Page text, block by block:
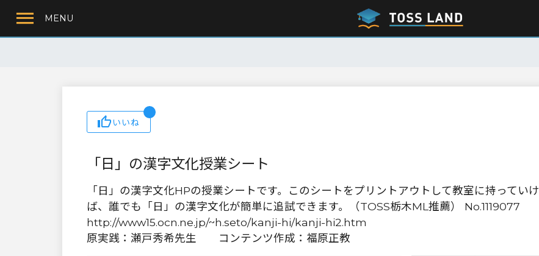
MENU
いいね
「日」の漢字文化授業シート
「日」の漢字文化HPの授業シートです。このシートをプリントアウトして教室に持っていけ
ば、誰でも「日」の漢字文化が簡単に追試できます。（TOSS栃木ML推薦） No.1119077
http://www15.ocn.ne.jp/~h.seto/kanji-hi/kanji-hi2.htm
原実践：瀬戸秀希先生 コンテンツ作成：福原正教